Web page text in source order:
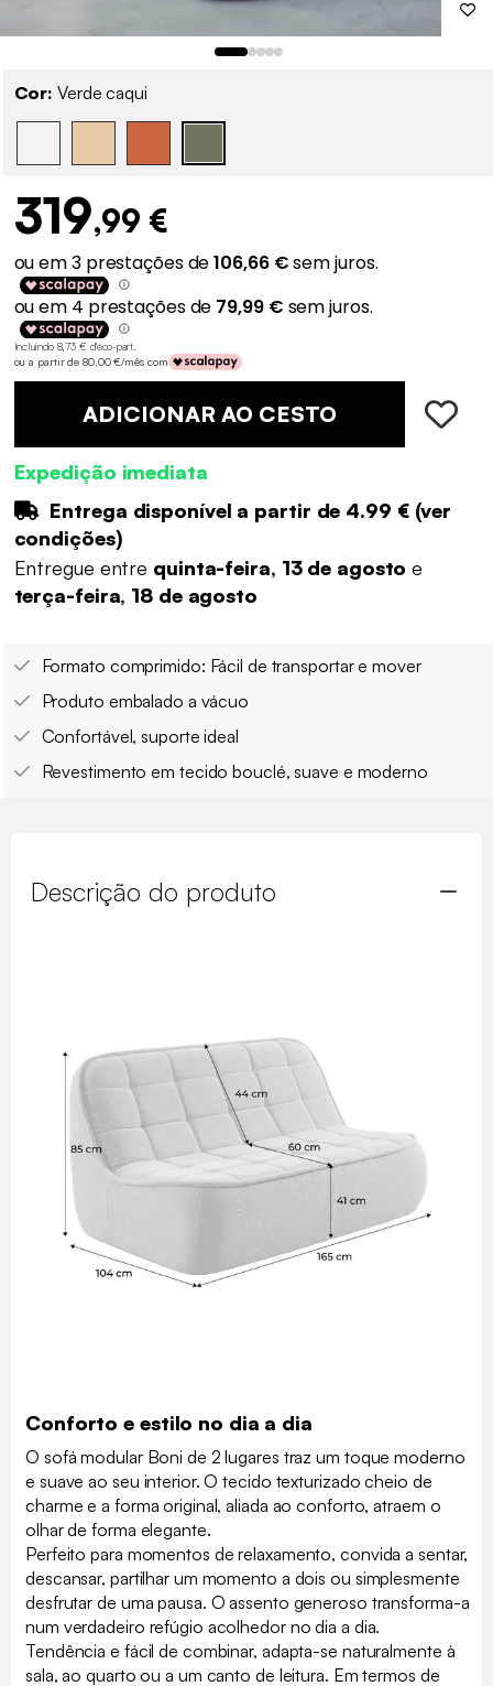
Cor: Verde caqui
319,99 €
Incluindo 8,73 € d'éco-part.
ou a partir de 80,00 €/mês com
ADICIONAR AO CESTO
Expedição imediata
Entrega disponível a partir de 4.99 €(ver
condições)
Entregue entre quinta-feira, 13 de agostoe
terça-feira, 18 de agosto
Formato comprimido: Fácil de transportar e mover
Produto embalado a vácuo
Confortável, suporte ideal
Revestimento em tecido bouclé, suave e moderno
Descrição do produto
Conforto e estilo no dia a dia
O sofá modular Boni de 2 lugares traz um toque moderno
e suave ao seu interior. O tecido texturizado cheio de
charme e a forma original, aliada ao conforto, atraem o
olhar de forma elegante.
Perfeito para momentos de relaxamento, convida a sentar,
descansar, partilhar um momento a dois ou simplesmente
desfrutar de uma pausa. O assento generoso transforma-a
num verdadeiro refúgio acolhedor no dia a dia.
Tendência e fácil de combinar, adapta-se naturalmente à
sala, ao quarto ou a um canto de leitura. Em termos de